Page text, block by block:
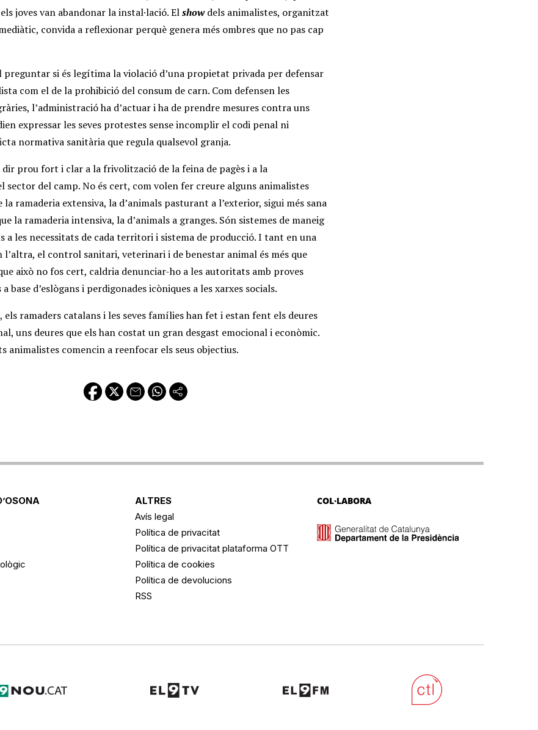
joves van abandonar la instal·lació. Elshowdels animalistes, organitzat
convida a reflexionar perquè genera més ombres que no pas cap
si és legítima la violació d’una propietat privada per defensar
com el de la prohibició del consum de carn. Com defensen les
l’administració ha d’actuar i ha de prendre mesures contra uns
expressar les seves protestes sense incomplir el codi penal ni
normativa sanitària que regula qualsevol granja.
dir prou fort i clar a la frivolització de la feina de pagès i a la
sector del camp. No és cert, com volen fer creure alguns animalistes
ramaderia extensiva, la d’animals pasturant a l’exterior, sigui més sana
la ramaderia intensiva, la d’animals a granges. Són sistemes de maneig
a les necessitats de cada territori i sistema de producció. I tant en una
l’altra, el control sanitari, veterinari i de benestar animal és més que
això no fos cert, caldria denunciar-ho a les autoritats amb proves
base d’eslògans i perdigonades icòniques a les xarxes socials.
els ramaders catalans i les seves famílies han fet i estan fent els deures
uns deures que els han costat un gran desgast emocional i econòmic.
animalistes comencin a reenfocar els seus objectius.
ALTRES
Avís legal
Política de privacitat
Política de privacitat plataforma OTT
Política de cookies
Política de devolucions
RSS
COL·LABORA